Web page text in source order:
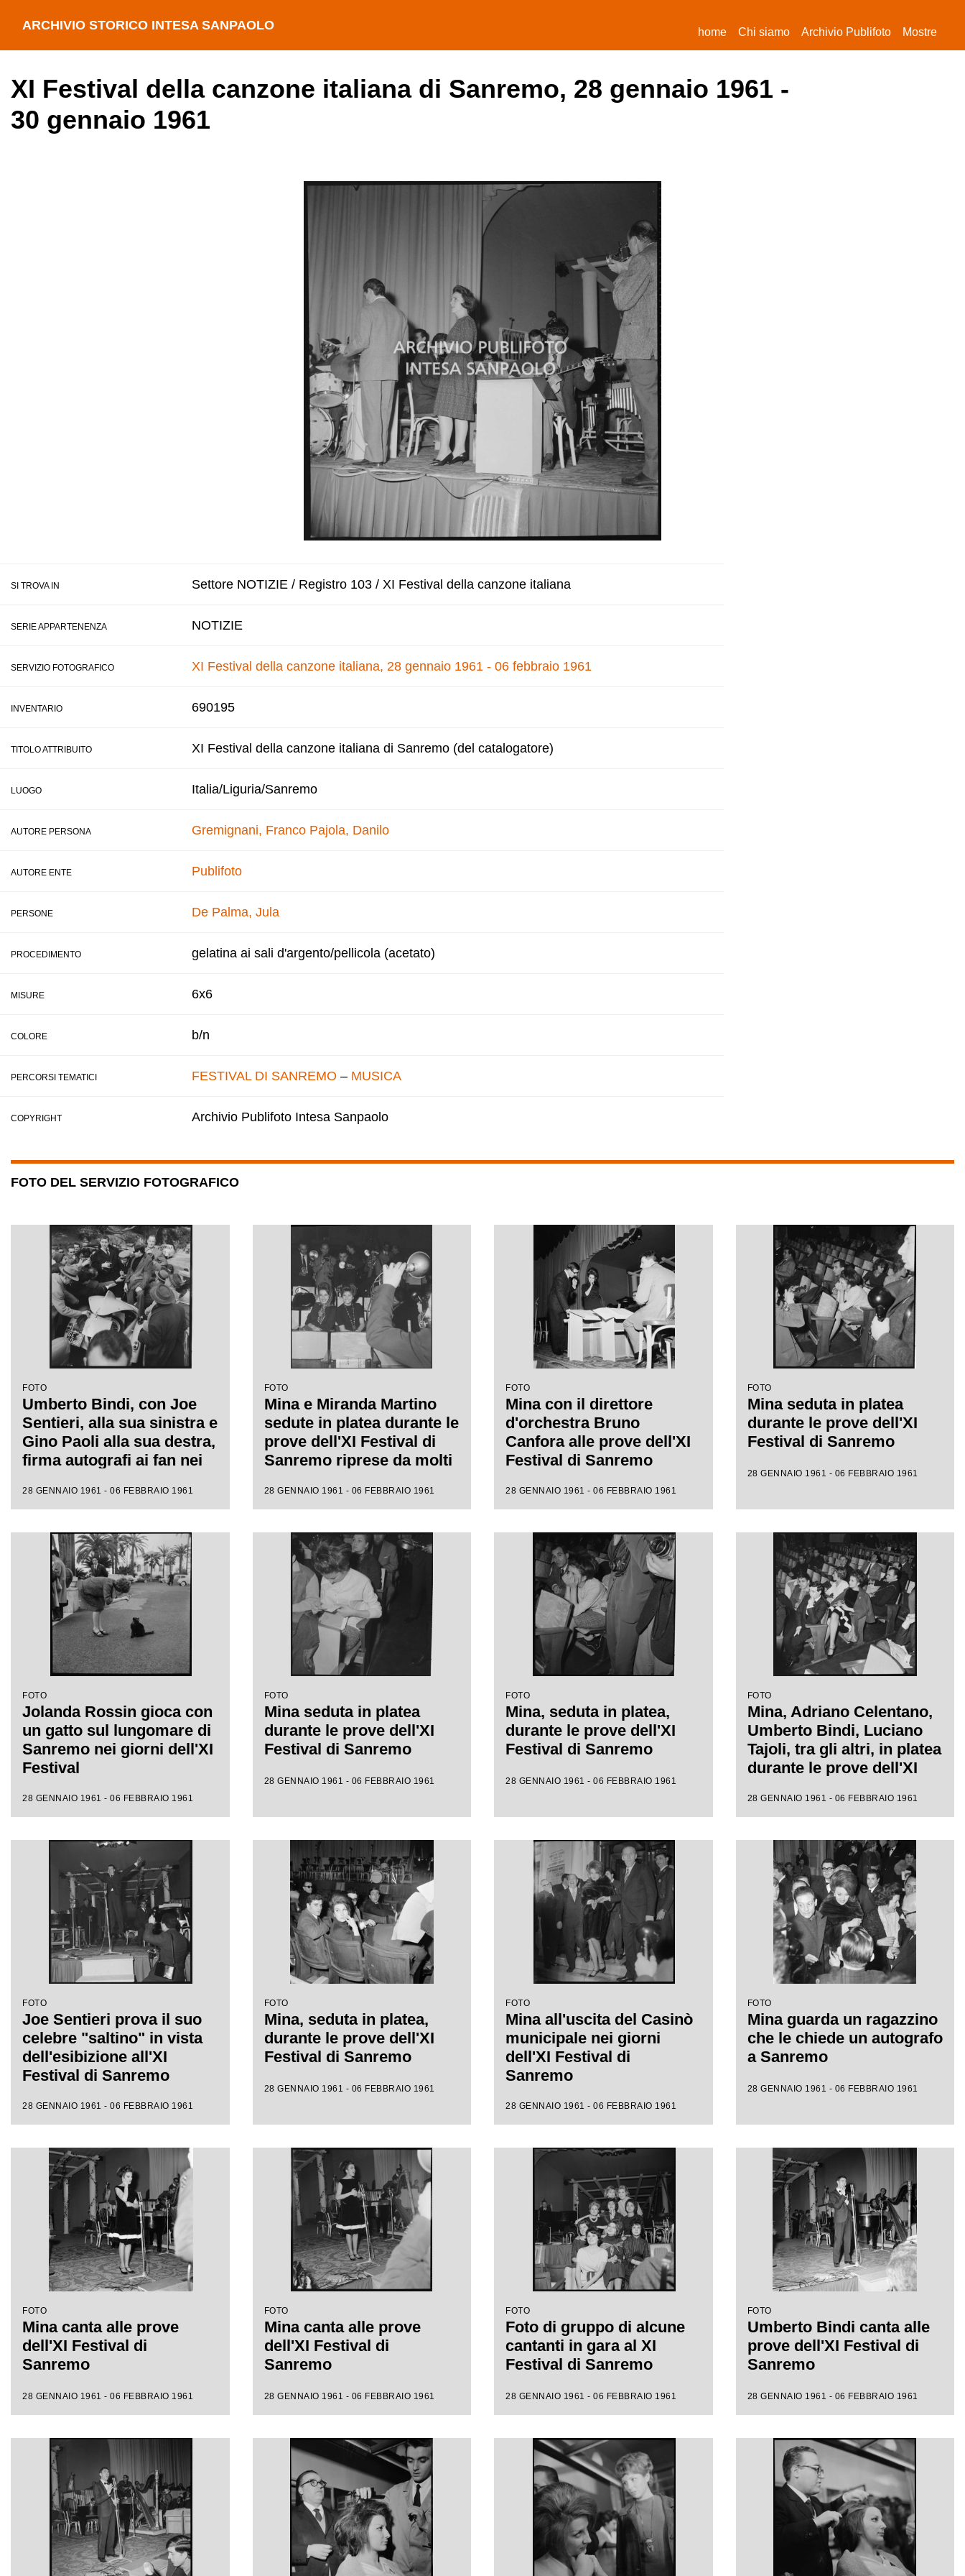
ARCHIVIO STORICO INTESA SANPAOLO home(current)
Chi siamo Archivio Publifoto Mostre
XI Festival della canzone italiana di Sanremo, 28 gennaio 1961 -
30 gennaio 1961
SI TROVA IN Settore NOTIZIE / Registro 103 / XI Festival della canzone italiana
SERIE APPARTENENZA NOTIZIE
SERVIZIO FOTOGRAFICO XI Festival della canzone italiana, 28 gennaio 1961 - 06 febbraio 1961
INVENTARIO 690195
TITOLO ATTRIBUITO XI Festival della canzone italiana di Sanremo (del catalogatore)
LUOGO Italia/Liguria/Sanremo
AUTORE PERSONA Gremignani, Franco Pajola, Danilo
AUTORE ENTE Publifoto
PERSONE De Palma, Jula
PROCEDIMENTO gelatina ai sali d'argento/pellicola (acetato)
MISURE 6x6
COLORE b/n
PERCORSI TEMATICI FESTIVAL DI SANREMO – MUSICA
COPYRIGHT Archivio Publifoto Intesa Sanpaolo
FOTO DEL SERVIZIO FOTOGRAFICO
FOTO
Umberto Bindi, con Joe
Sentieri, alla sua sinistra e
Gino Paoli alla sua destra,
firma autografi ai fan nei
Sanremo
28 GENNAIO 1961 - 06 FEBBRAIO 1961
FOTO
Mina e Miranda Martino
sedute in platea durante le
prove dell'XI Festival di
Sanremo riprese da molti
28 GENNAIO 1961 - 06 FEBBRAIO 1961
FOTO
Mina con il direttore
d'orchestra Bruno
Canfora alle prove dell'XI
Festival di Sanremo
28 GENNAIO 1961 - 06 FEBBRAIO 1961
FOTO
Mina seduta in platea
durante le prove dell'XI
Festival di Sanremo
28 GENNAIO 1961 - 06 FEBBRAIO 1961
FOTO
Jolanda Rossin gioca con
un gatto sul lungomare di
Sanremo nei giorni dell'XI
Festival
28 GENNAIO 1961 - 06 FEBBRAIO 1961
FOTO
Mina seduta in platea
durante le prove dell'XI
Festival di Sanremo
28 GENNAIO 1961 - 06 FEBBRAIO 1961
FOTO
Mina, seduta in platea,
durante le prove dell'XI
Festival di Sanremo
28 GENNAIO 1961 - 06 FEBBRAIO 1961
FOTO
Mina, Adriano Celentano,
Umberto Bindi, Luciano
Tajoli, tra gli altri, in platea
durante le prove dell'XI
28 GENNAIO 1961 - 06 FEBBRAIO 1961
FOTO
Joe Sentieri prova il suo
celebre "saltino" in vista
dell'esibizione all'XI
Festival di Sanremo
28 GENNAIO 1961 - 06 FEBBRAIO 1961
FOTO
Mina, seduta in platea,
durante le prove dell'XI
Festival di Sanremo
28 GENNAIO 1961 - 06 FEBBRAIO 1961
FOTO
Mina all'uscita del Casinò
municipale nei giorni
dell'XI Festival di
Sanremo
28 GENNAIO 1961 - 06 FEBBRAIO 1961
FOTO
Mina guarda un ragazzino
che le chiede un autografo
a Sanremo
28 GENNAIO 1961 - 06 FEBBRAIO 1961
FOTO
Mina canta alle prove
dell'XI Festival di
Sanremo
28 GENNAIO 1961 - 06 FEBBRAIO 1961
FOTO
Mina canta alle prove
dell'XI Festival di
Sanremo
28 GENNAIO 1961 - 06 FEBBRAIO 1961
FOTO
Foto di gruppo di alcune
cantanti in gara al XI
Festival di Sanremo
28 GENNAIO 1961 - 06 FEBBRAIO 1961
FOTO
Umberto Bindi canta alle
prove dell'XI Festival di
Sanremo
28 GENNAIO 1961 - 06 FEBBRAIO 1961